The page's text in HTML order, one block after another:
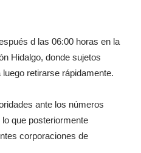
d las 06:00 horas en la
Hidalgo, donde sujetos
retirarse rápidamente.
ante los números
que posteriormente
corporaciones de